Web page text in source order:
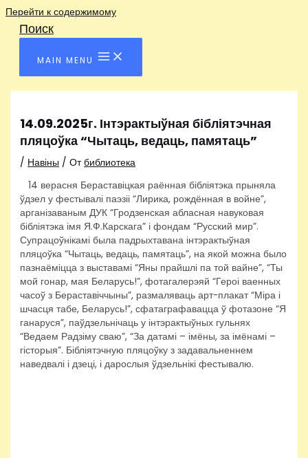
Перейти к содержимому
Поиск
MAIN MENU
14.09.2025г. Інтэрактыўная бібліятэчная
пляцоўка “Чытаць, ведаць, памятаць”
/ Навіны / Отбиблиотека
14 верасня Бераставіцкая раённая бібліятэка прыняла
ўдзел у фестывалі паэзіі “Лирика, рождённая в войне”,
арганізаваным ДУК “Гродзенская абласная навуковая
бібліятэка імя Я.Ф.Карскага” і фондам “Русский мир”.
Супрацоўнікамі была падрыхтавана інтэрактыўная
пляцоўка “Чытаць, ведаць, памятаць”, на якой можна было
пазнаёміцца з выставамі “Яны прайшлі па той вайне”, “Ты
мой гонар, мая Беларусь!”, фотагалерэяй “Героі ваенных
часоў з Бераставіччыны”, размаляваць арт-плакат “Міра і
шчасця табе, Беларусь!”, сфатаграфавацца ў фотазоне “Я
ганаруся”, паўдзельнічаць у інтэрактыўных гульнях
“Ведаем Радзіму сваю”, “За датамі – імёны, за імёнамі –
гісторыя”. Бібліятэчную пляцоўку з задавальненнем
наведвалі і дзеці, і дарослыя ўдзельнікі фестывалю.